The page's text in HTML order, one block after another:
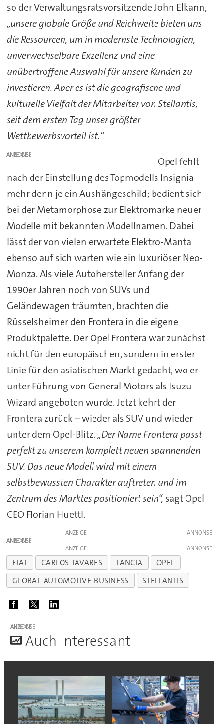
so der Verwaltungsratsvorsitzende John Elkann,
„unsere globale Größe und Reichweite bieten uns
die Ressourcen, um in modernste Technologien,
unverwechselbare Exzellenz und eine
unübertroffene Auswahl für unsere Kunden zu
investieren. Aber es ist die geografische und
kulturelle Vielfalt der Mitarbeiter von Stellantis,
seit dem ersten Tag unser größter
Wettbewerbsvorteil ist.“
ANZEIGE
Opel fehlt
nach der Einstellung des Topmodells Insignia
mehr denn je ein Aushängeschild; bedient sich
bei der Metamorphose zur Elektromarke neuer
Modelle mit bekannten Modellnamen. Dabei
lässt der von vielen erwartete Elektro-Manta
ebenso auf sich warten wie ein luxuriöser Neo-
Monza. Als viele Autohersteller Anfang der
1990er Jahren noch von SUVs und
Geländewagen träumten, brachten die
Rüsselsheimer den Frontera in die eigene
Produktpalette. Der Opel Frontera war zunächst
nicht für den europäischen, sondern in erster
Linie für den asiatischen Markt gedacht, wo er
unter Führung von General Motors als Isuzu
Wizard angeboten wurde. Jetzt kehrt der
Frontera zurück – wieder als SUV und wieder
unter dem Opel-Blitz.„Der Name Frontera passt
perfekt zu unserem komplett neuen spannenden
SUV. Das neue Modell wird mit einem
selbstbewussten Charakter auftreten und im
Zentrum des Marktes positioniert sein“, sagt Opel
CEO Florian Huettl.
ANZEIGE
ANZEIGE
ANZEIGE
FIAT CARLOS TAVARES LANCIA
OPEL
GLOBAL-AUTOMOTIVE-BUSINESS
STELLANTIS
ANZEIGE
Auch interessant